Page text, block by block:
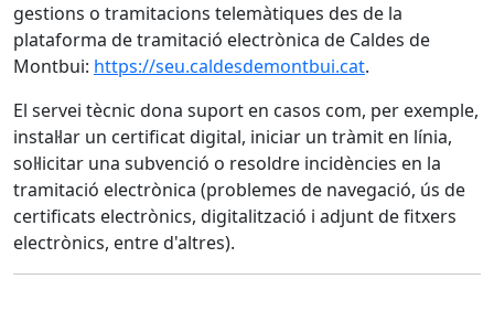
gestions o tramitacions telemàtiques des de la
plataforma de tramitació electrònica de Caldes de
Montbui: https://seu.caldesdemontbui.cat.
El servei tècnic dona suport en casos com, per exemple,
instal·lar un certificat digital, iniciar un tràmit en línia,
sol·licitar una subvenció o resoldre incidències en la
tramitació electrònica (problemes de navegació, ús de
certificats electrònics, digitalització i adjunt de fitxers
electrònics, entre d'altres).